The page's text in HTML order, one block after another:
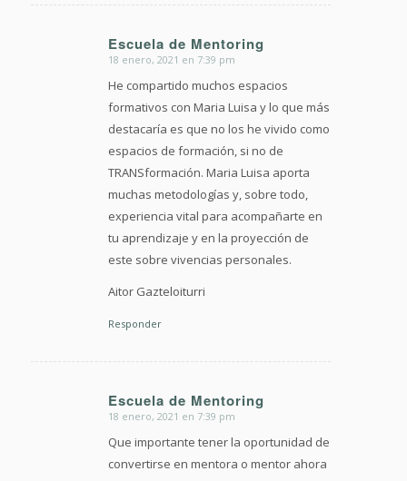
Escuela de Mentoring
Dice:
18 enero, 2021 en 7:39 pm
He compartido muchos espacios
formativos con Maria Luisa y lo que más
destacaría es que no los he vivido como
espacios de formación, si no de
TRANSformación. Maria Luisa aporta
muchas metodologías y, sobre todo,
experiencia vital para acompañarte en
tu aprendizaje y en la proyección de
este sobre vivencias personales.
Aitor Gazteloiturri
Responder
Escuela de Mentoring
Dice:
18 enero, 2021 en 7:39 pm
Que importante tener la oportunidad de
convertirse en mentora o mentor ahora